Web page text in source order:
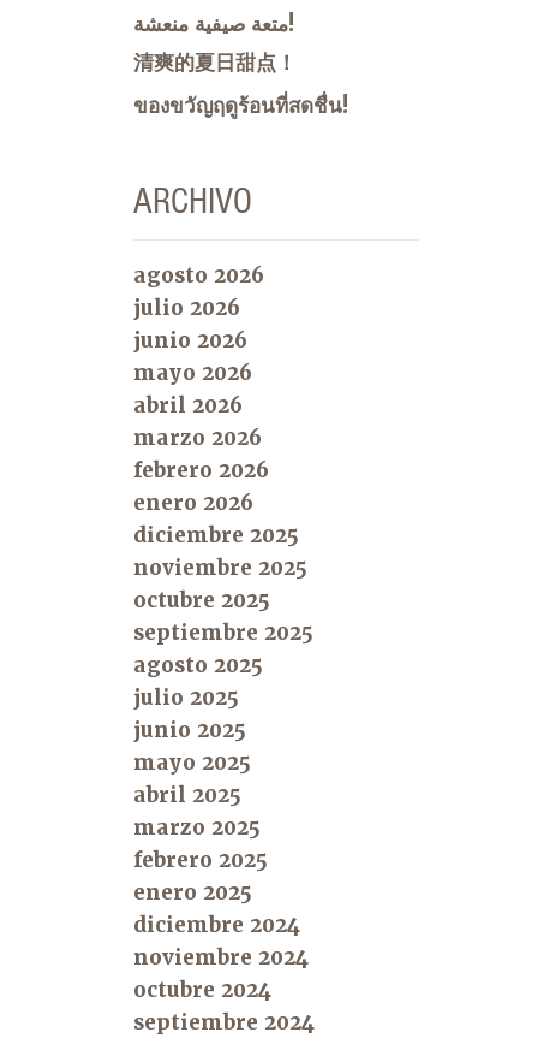
متعة صيفية منعشة!
清爽的夏日甜点！
ของขวัญฤดูร้อนที่สดชื่น!
ARCHIVO
agosto 2026
julio 2026
junio 2026
mayo 2026
abril 2026
marzo 2026
febrero 2026
enero 2026
diciembre 2025
noviembre 2025
octubre 2025
septiembre 2025
agosto 2025
julio 2025
junio 2025
mayo 2025
abril 2025
marzo 2025
febrero 2025
enero 2025
diciembre 2024
noviembre 2024
octubre 2024
septiembre 2024